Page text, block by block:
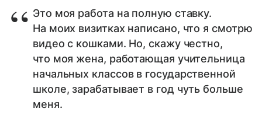
Это моя работа на полную ставку.
На моих визитках написано, что я смотрю
видео с кошками. Но, скажу честно,
что моя жена, работающая учительница
начальных классов в государственной
школе, зарабатывает в год чуть больше
меня.